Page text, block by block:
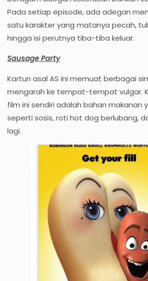
Pada setiap episode, ada adegan
satu karakter yang matanya pecah,
hingga isi perutnya tiba-tiba keluar.
Sausage Party
Kartun asal AS ini memuat berbagai
mengarah ke tempat-tempat vulgar.
film ini sendiri adalah bahan makanan
seperti sosis, roti hot dog berlubang,
lagi.